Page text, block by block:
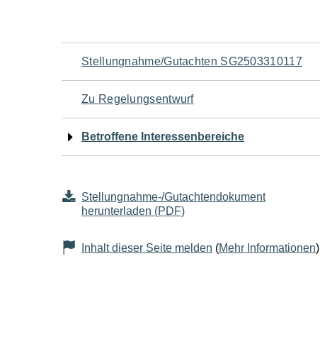
Navigation
für
den
Seiteninhalt
Stellungnahme/Gutachten SG2503310117
Zu Regelungsentwurf
Betroffene Interessenbereiche
Stellungnahme-/Gutachtendokument
herunterladen (PDF)
Inhalt dieser Seite melden (Mehr Informationen)